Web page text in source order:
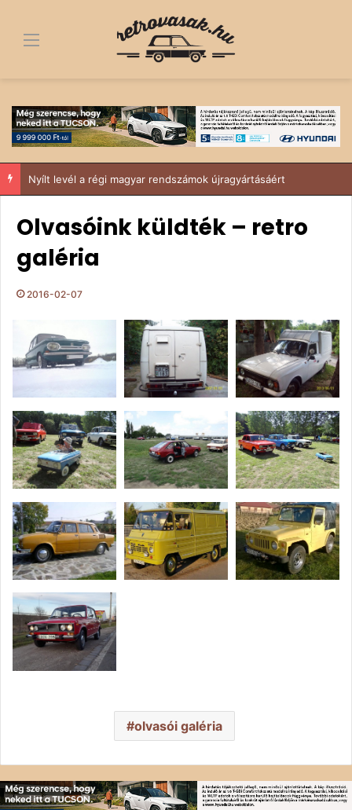
Menü
Nyílt levél a régi magyar rendszámok újragyártásáért
Olvasóink küldték – retro
galéria
2016-02-07
olvasói galéria